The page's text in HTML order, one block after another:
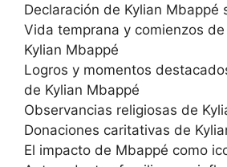
Declaración de Kylian Mbappé
Vida temprana y comienzos
Kylian Mbappé
Logros y momentos
de Kylian Mbappé
Observancias religiosas de
Donaciones caritativas de
El impacto de Mbappé como